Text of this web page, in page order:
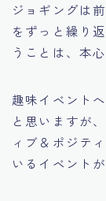
ジョギングは
をずっと繰り
うことは、本
趣味イベント
と思いますが
ィブ＆ポジテ
いるイベント